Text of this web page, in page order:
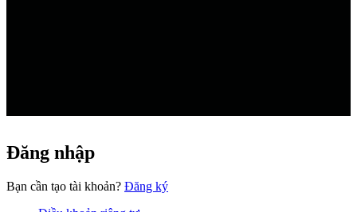
Đăng nhập
Đang
Bạn cần tạo tài khoản? Đăng ký